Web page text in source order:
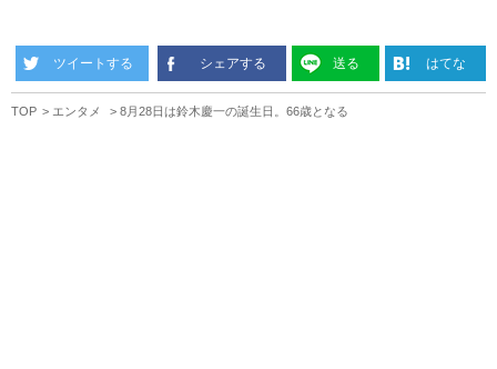
ツイートする シェアする 送る はてな
TOP エンタメ 8月28日は鈴木慶一の誕生日。66歳となる